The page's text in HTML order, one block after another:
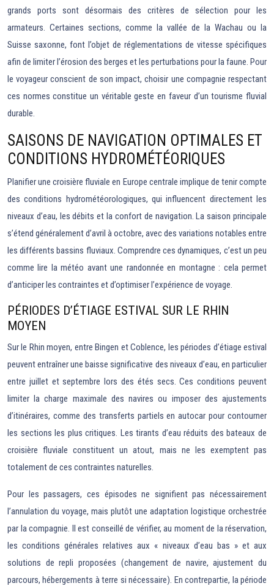
grands ports sont désormais des critères de sélection pour les
armateurs. Certaines sections, comme la vallée de la Wachau ou la
Suisse saxonne, font l’objet de réglementations de vitesse spécifiques
afin de limiter l’érosion des berges et les perturbations pour la faune. Pour
le voyageur conscient de son impact, choisir une compagnie respectant
ces normes constitue un véritable geste en faveur d’un tourisme fluvial
durable.
SAISONS DE NAVIGATION OPTIMALES ET
CONDITIONS HYDROMÉTÉORIQUES
Planifier une croisière fluviale en Europe centrale implique de tenir compte
des conditions hydrométéorologiques, qui influencent directement les
niveaux d’eau, les débits et la confort de navigation. La saison principale
s’étend généralement d’avril à octobre, avec des variations notables entre
les différents bassins fluviaux. Comprendre ces dynamiques, c’est un peu
comme lire la météo avant une randonnée en montagne : cela permet
d’anticiper les contraintes et d’optimiser l’expérience de voyage.
PÉRIODES D’ÉTIAGE ESTIVAL SUR LE RHIN
MOYEN
Sur le Rhin moyen, entre Bingen et Coblence, les périodes d’étiage estival
peuvent entraîner une baisse significative des niveaux d’eau, en particulier
entre juillet et septembre lors des étés secs. Ces conditions peuvent
limiter la charge maximale des navires ou imposer des ajustements
d’itinéraires, comme des transferts partiels en autocar pour contourner
les sections les plus critiques. Les tirants d’eau réduits des bateaux de
croisière fluviale constituent un atout, mais ne les exemptent pas
totalement de ces contraintes naturelles.
Pour les passagers, ces épisodes ne signifient pas nécessairement
l’annulation du voyage, mais plutôt une adaptation logistique orchestrée
par la compagnie. Il est conseillé de vérifier, au moment de la réservation,
les conditions générales relatives aux « niveaux d’eau bas » et aux
solutions de repli proposées (changement de navire, ajustement du
parcours, hébergements à terre si nécessaire). En contrepartie, la période